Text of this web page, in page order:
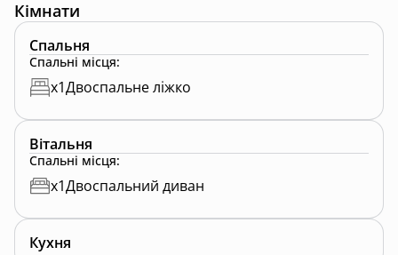
Кімнати
Спальня
Спальні місця:
x1Двоспальне ліжко
Вітальня
Спальні місця:
x1Двоспальний диван
Кухня